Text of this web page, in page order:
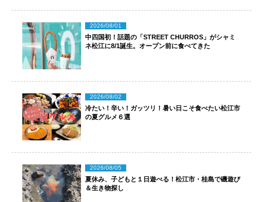
2026/08/01
中四国初！話題の「STREET CHURROS」がシャミ
ネ松江に8/1誕生。オープン前に食べてきた
2026/08/02
冷たい！辛い！ガッツリ！暑い日こそ食べたい松江市
の夏グルメ６選
2026/08/05
夏休み、子どもと１日遊べる！松江市・桂島で磯遊び
＆生き物探し